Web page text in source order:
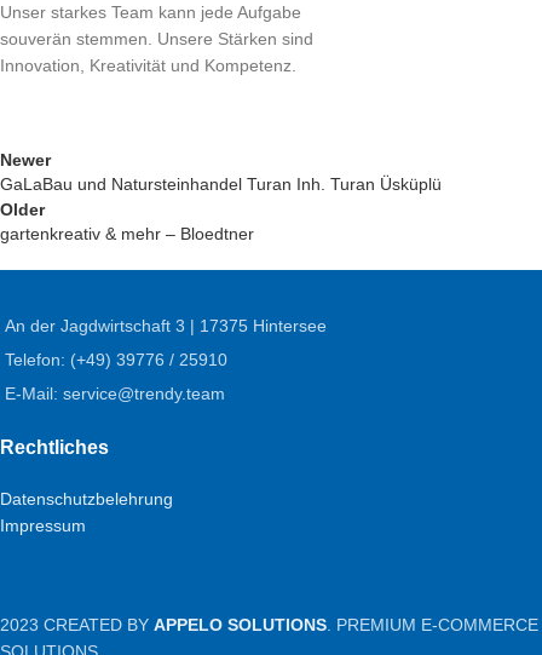
Unser starkes Team kann jede Aufgabe
souverän stemmen. Unsere Stärken sind
Innovation, Kreativität und Kompetenz.
Newer
GaLaBau und Natursteinhandel Turan Inh. Turan Üsküplü
Older
gartenkreativ & mehr – Bloedtner
An der Jagdwirtschaft 3 | 17375 Hintersee
Telefon: (+49) 39776 / 25910
E-Mail: service@trendy.team
Rechtliches
Datenschutzbelehrung
Impressum
2023 CREATED BY APPELO SOLUTIONS . PREMIUM E-COMMERCE